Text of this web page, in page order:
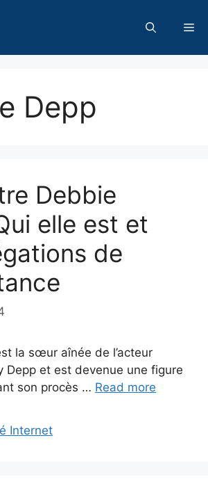
Depp
Debbie
elle est et
de
la sœur aînée de l’acteur
Depp et est devenue une figure
son procès … Read more
Internet